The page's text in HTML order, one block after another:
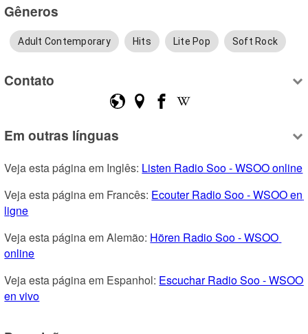
Gêneros
Adult Contemporary Hits Lite Pop Soft Rock
Contato
Em outras línguas
Veja esta página em Inglês: Listen Radio Soo - WSOO online
Veja esta página em Francês: Ecouter Radio Soo - WSOO en
ligne
Veja esta página em Alemão: Hören Radio Soo - WSOO
online
Veja esta página em Espanhol: Escuchar Radio Soo - WSOO
en vivo